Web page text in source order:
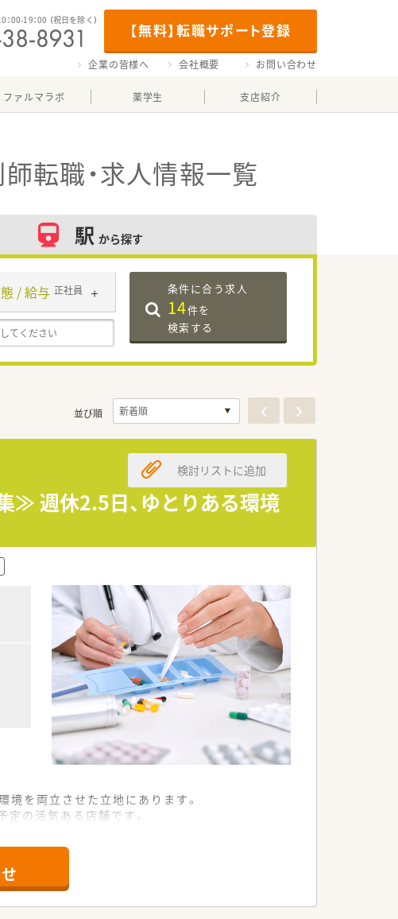
【無料】転職サポート登録
：00-19：00 （祝日を除く）
企業の皆様へ 会社概要 お問い合わせ
ファルマラボ 薬学生 支店紹介
転職・求人情報一覧
駅 から探す
/ 給与 正社員 条件に合う求人
14件を
検索する
並び順
≫ 週休2.5日、ゆとりある環境
検討リストに追加
を両立させた立地にあります。
の活気ある店舗です。
り強固な信頼関係を築いています。
な社風が大きな特徴です。
入れる挑戦的な企業文化です。